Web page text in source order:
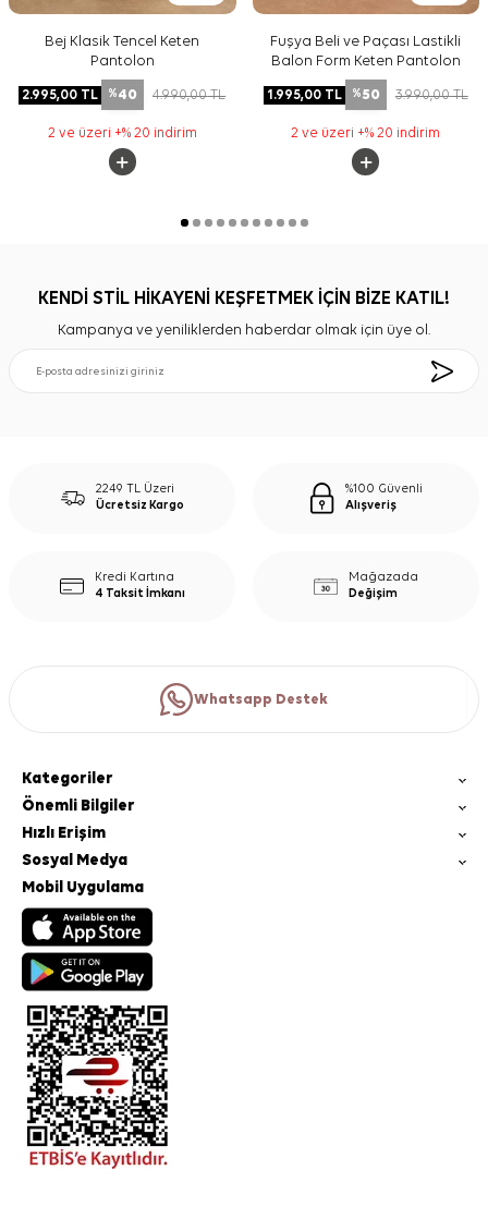
Bej Klasik Tencel Keten
Pantolon
2.995,00 TL %40 4.990,00TL
2 ve üzeri +% 20 indirim
Fuşya Beli ve Paçası Lastikli
Balon Form Keten Pantolon
1.995,00TL %50 3.990,00TL
2 ve üzeri +% 20 indirim
KENDİ STİL HİKAYENİ KEŞFETMEK İÇİN BİZE KATIL!
Kampanya ve yeniliklerden haberdar olmak için üye ol.
2249 TL Üzeri
Ücretsiz Kargo
%100 Güvenli
Alışveriş
Kredi Kartına
4 Taksit İmkanı
Mağazada
Değişim
Whatsapp Destek
Kategoriler
Önemli Bilgiler
Hızlı Erişim
Sosyal Medya
Mobil Uygulama